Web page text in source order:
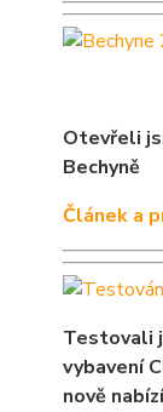
Otevřeli
Bechyně
Článek a
Testovali
vybavení
nově